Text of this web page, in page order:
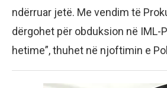
ndërruar jetë. Me vendim të
dërgohet për obduksion në IML-
hetime”, thuhet në njoftimin e